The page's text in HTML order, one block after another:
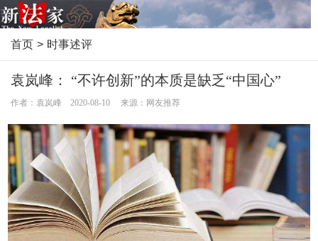
首页 > 时事述评
袁岚峰： “不许创新”的本质是缺乏“中国心”
作者：袁岚峰 2020-08-10 来源：网友推荐